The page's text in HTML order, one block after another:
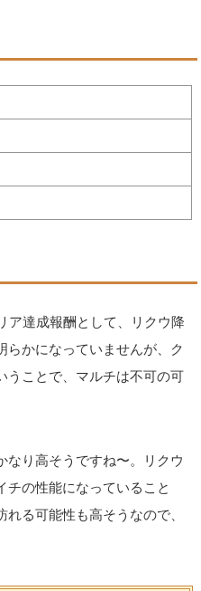
ア達成報酬として、リクウ降
らかになっていませんが、ク
うことで、マルチは不可の可
なり高そうですね〜。リクウ
チの性能になっていること
る可能性も高そうなので、